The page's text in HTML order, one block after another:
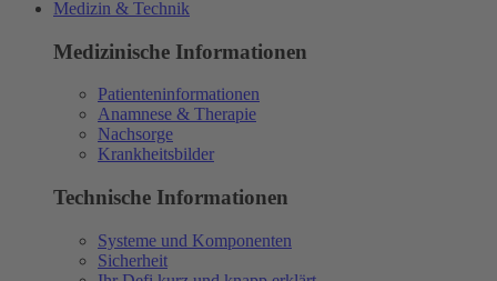
Medizin & Technik
Medizinische Informationen
Patienteninformationen
Anamnese & Therapie
Nachsorge
Krankheitsbilder
Technische Informationen
Systeme und Komponenten
Sicherheit